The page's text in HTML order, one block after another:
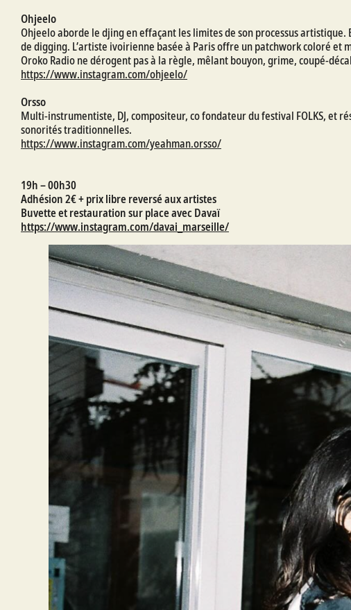
Ohjeelo
Ohjeelo aborde le djing en effaçant les limites de son processus artistique.
de digging. L’artiste ivoirienne basée à Paris offre un patchwork coloré et
Oroko Radio ne dérogent pas à la règle, mêlant bouyon, grime, coupé-
https://www.instagram.com/ohjeelo/
Orsso
Multi-instrumentiste, DJ, compositeur, co fondateur du festival FOLKS, et
sonorités traditionnelles.
https://www.instagram.com/yeahman.orsso/
19h – 00h30
Adhésion 2€ + prix libre reversé aux artistes
Buvette et restauration sur place avec Davaï
https://www.instagram.com/davai_marseille/